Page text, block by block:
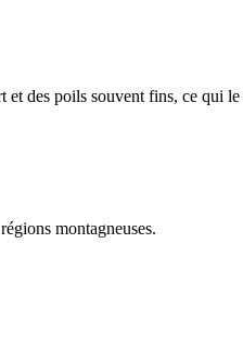
des poils souvent fins, ce qui
montagneuses.